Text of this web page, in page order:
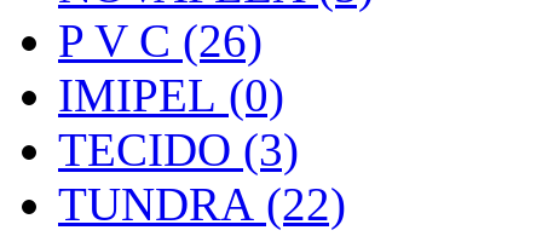
P V C (26)
IMIPEL (0)
TECIDO (3)
TUNDRA (22)